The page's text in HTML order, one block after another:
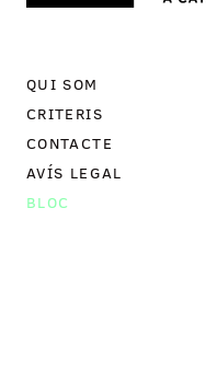
QUI SOM
CRITERIS
CONTACTE
AVÍS LEGAL
BLOC